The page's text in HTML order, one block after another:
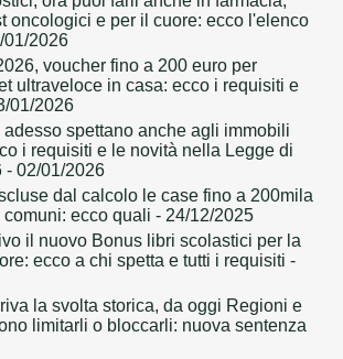
oncologici e per il cuore: ecco l'elenco
01/2026
voucher fino a 200 euro per
ultraveloce in casa: ecco i requisiti e
01/2026
spettano anche agli immobili
i requisiti e le novità nella Legge di
- 02/01/2026
dal calcolo le case fino a 200mila
ecco quali - 24/12/2025
il nuovo Bonus libri scolastici per la
ecco a chi spetta e tutti i requisiti -
la svolta storica, da oggi Regioni e
limitarli o bloccarli: nuova sentenza